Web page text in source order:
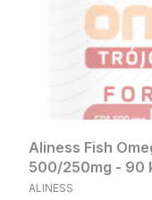
Aliness Fish
500/250mg - 90
serce, wzrok i
PRODUCENT
ALINESS